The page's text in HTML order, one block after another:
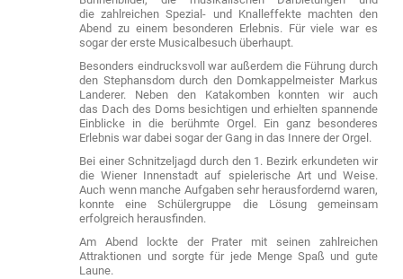
die zahlreichen Spezial- und Knalleffekte machten den
Abend zu einem besonderen Erlebnis. Für viele war es
sogar der erste Musicalbesuch überhaupt.
Besonders eindrucksvoll war außerdem die Führung durch
den Stephansdom durch den Domkappelmeister Markus
Landerer. Neben den Katakomben konnten wir auch
das Dach des Doms besichtigen und erhielten spannende
Einblicke in die berühmte Orgel. Ein ganz besonderes
Erlebnis war dabei sogar der Gang in das Innere der Orgel.
Bei einer Schnitzeljagd durch den 1. Bezirk erkundeten wir
die Wiener Innenstadt auf spielerische Art und Weise.
Auch wenn manche Aufgaben sehr herausfordernd waren,
konnte eine Schülergruppe die Lösung gemeinsam
erfolgreich herausfinden.
Am Abend lockte der Prater mit seinen zahlreichen
Attraktionen und sorgte für jede Menge Spaß und gute
Laune.